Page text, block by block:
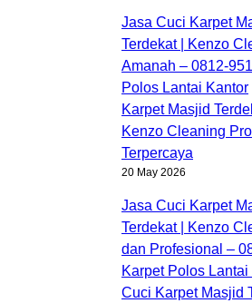
Jasa Cuci Karpet
Terdekat | Kenzo
Amanah – 0812-
Polos Lantai Kantor
Karpet Masjid
Kenzo Cleaning
Terpercaya
20 May 2026
Jasa Cuci Karpet
Terdekat | Kenzo
dan Profesional –
Karpet Polos Lantai
Cuci Karpet Masjid